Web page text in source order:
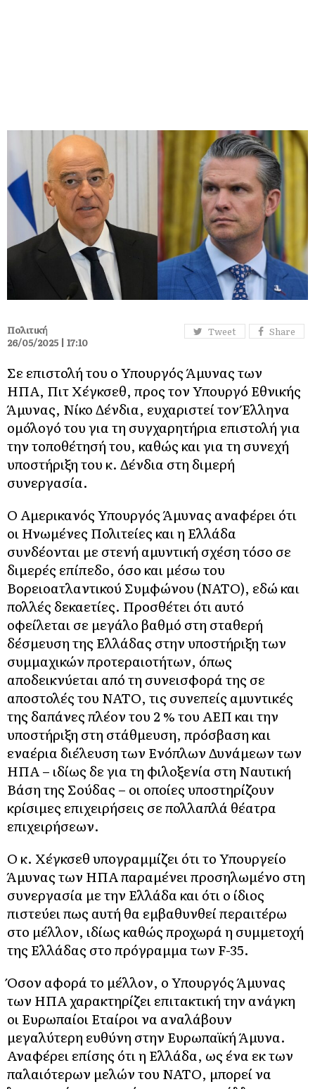
Tweet Share
Πολιτική
26/05/2025 | 17:10
Σε επιστολή του ο Υπουργός Άμυνας των
ΗΠΑ, Πιτ Χέγκσεθ, προς τον Υπουργό Εθνικής
Άμυνας, Νίκο Δένδια, ευχαριστεί τον Έλληνα
ομόλογό του για τη συγχαρητήρια επιστολή για
την τοποθέτησή του, καθώς και για τη συνεχή
υποστήριξη του κ. Δένδια στη διμερή
συνεργασία.
Ο Αμερικανός Υπουργός Άμυνας αναφέρει ότι
οι Ηνωμένες Πολιτείες και η Ελλάδα
συνδέονται με στενή αμυντική σχέση τόσο σε
διμερές επίπεδο, όσο και μέσω του
Βορειοατλαντικού Συμφώνου (ΝΑΤΟ), εδώ και
πολλές δεκαετίες. Προσθέτει ότι αυτό
οφείλεται σε μεγάλο βαθμό στη σταθερή
δέσμευση της Ελλάδας στην υποστήριξη των
συμμαχικών προτεραιοτήτων, όπως
αποδεικνύεται από τη συνεισφορά της σε
αποστολές του ΝΑΤΟ, τις συνεπείς αμυντικές
της δαπάνες πλέον του 2 % του ΑΕΠ και την
υποστήριξη στη στάθμευση, πρόσβαση και
εναέρια διέλευση των Ενόπλων Δυνάμεων των
ΗΠΑ – ιδίως δε για τη φιλοξενία στη Ναυτική
Βάση της Σούδας – οι οποίες υποστηρίζουν
κρίσιμες επιχειρήσεις σε πολλαπλά θέατρα
επιχειρήσεων.
Ο κ. Χέγκσεθ υπογραμμίζει ότι το Υπουργείο
Άμυνας των ΗΠΑ παραμένει προσηλωμένο στη
συνεργασία με την Ελλάδα και ότι ο ίδιος
πιστεύει πως αυτή θα εμβαθυνθεί περαιτέρω
στο μέλλον, ιδίως καθώς προχωρά η συμμετοχή
της Ελλάδας στο πρόγραμμα των F-35.
Όσον αφορά το μέλλον, ο Υπουργός Άμυνας
των ΗΠΑ χαρακτηρίζει επιτακτική την ανάγκη
οι Ευρωπαίοι Εταίροι να αναλάβουν
μεγαλύτερη ευθύνη στην Ευρωπαϊκή Άμυνα.
Αναφέρει επίσης ότι η Ελλάδα, ως ένα εκ των
παλαιότερων μελών του ΝΑΤΟ, μπορεί να